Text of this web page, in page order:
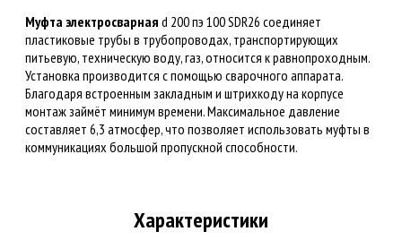
Муфта электросварная d 200 пэ 100 SDR26 соединяет
пластиковые трубы в трубопроводах, транспортирующих
питьевую, техническую воду, газ, относится к равнопроходным.
Установка производится с помощью сварочного аппарата.
Благодаря встроенным закладным и штрихкоду на корпусе
монтаж займёт минимум времени. Максимальное давление
составляет 6,3 атмосфер, что позволяет использовать муфты в
коммуникациях большой пропускной способности.
Характеристики